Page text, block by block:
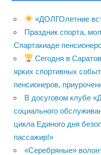
«ДОЛГОлетние
Праздник спорта,
Спартакиаде
Сегодня в
ярких спортивных
пенсионеров,
В досуговом клубе
социального
цикла Единого дня
пассажир!»
«Серебряные»